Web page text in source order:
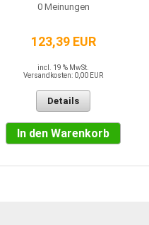
0Meinungen
123,39 EUR
incl. 19 % MwSt.
Versandkosten: 0,00 EUR
Details
In den Warenkorb